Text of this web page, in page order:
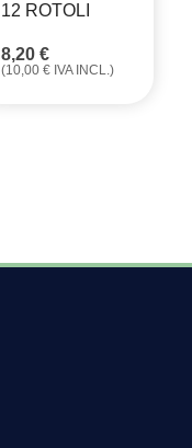
12 ROTOLI
8,20 €
(10,00 € IVA INCL.)